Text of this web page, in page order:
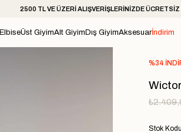
2500 TL VE ÜZERİ ALIŞVERİŞLERİNİZDE ÜCRETSİZ
ElbiseÜst GiyimAlt Giyim Dış GiyimAksesuarİndirim
%34
Stok Kodu